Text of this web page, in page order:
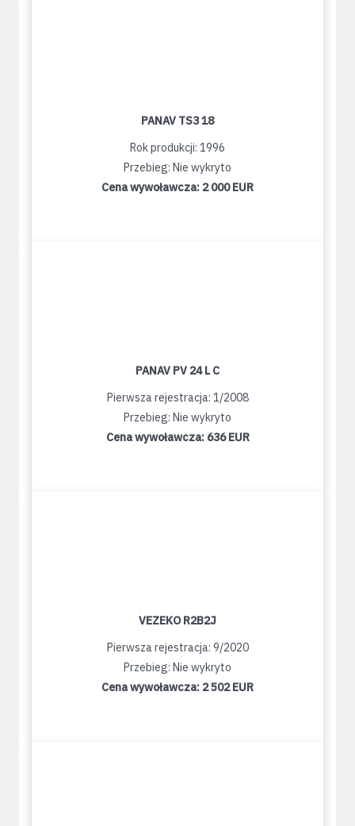
PANAV TS3 18
Rok produkcji: 1996
Przebieg: Nie wykryto
Cena wywoławcza: 2 000 EUR
PANAV PV 24 L C
Pierwsza rejestracja: 1/2008
Przebieg: Nie wykryto
Cena wywoławcza: 636 EUR
VEZEKO R2B2J
Pierwsza rejestracja: 9/2020
Przebieg: Nie wykryto
Cena wywoławcza: 2 502 EUR